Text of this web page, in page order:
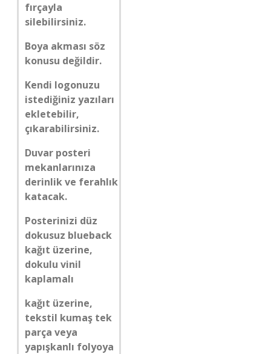
fırçayla
silebilirsiniz.
Boya akması söz
konusu değildir.
Kendi logonuzu
istediğiniz yazıları
ekletebilir,
çıkarabilirsiniz.
Duvar posteri
mekanlarınıza
derinlik ve ferahlık
katacak.
Posterinizi düz
dokusuz blueback
kağıt üzerine,
dokulu vinil
kaplamalı
kağıt üzerine,
tekstil kumaş tek
parça veya
yapışkanlı folyoya